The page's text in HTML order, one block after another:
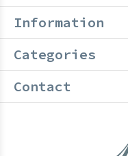
Information
Categories
Contact